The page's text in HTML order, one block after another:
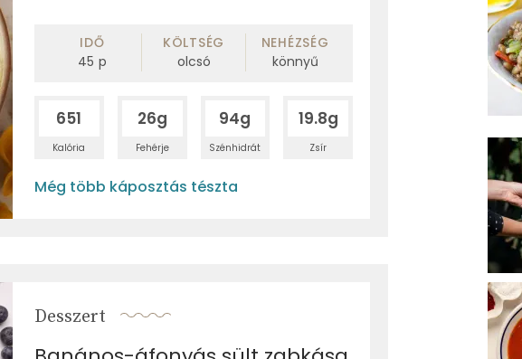
IDŐ
45 p
KÖLTSÉG
olcsó
NEHÉZSÉG
könnyű
651
Kalória
26g
Fehérje
94g
Szénhidrát
19.8g
Zsír
Még több káposztás tészta
Desszert